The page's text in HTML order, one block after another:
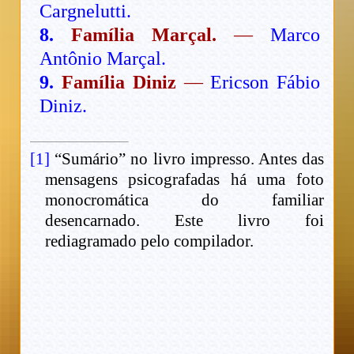
Cargnelutti.
8.
Família Marçal. —Marco
Antônio Marçal.
9. Família Diniz —Ericson Fábio
Diniz.
[1] “Sumário” no livro impresso. Antes das
mensagens psicografadas há uma foto
monocromática do familiar
desencarnado. Este livro foi
rediagramado pelo compilador.